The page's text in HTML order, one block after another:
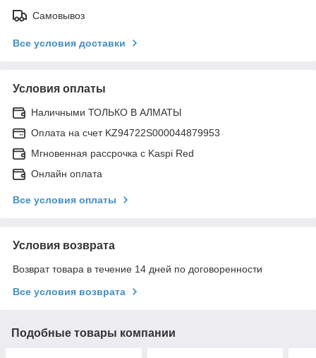
Самовывоз
Все условия доставки
Условия оплаты
Наличными ТОЛЬКО В АЛМАТЫ
Оплата на счет KZ94722S000044879953
Мгновенная рассрочка с Kaspi Red
Онлайн оплата
Все условия оплаты
Условия возврата
Возврат товара в течение 14 дней по договоренности
Все условия возврата
Подобные товары компании